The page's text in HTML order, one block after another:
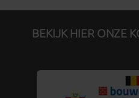
BEKIJK HIER ONZE